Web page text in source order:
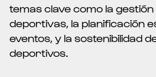
temas clave como la
deportivas, la planificación
eventos, y la sostenibilidad
deportivos.